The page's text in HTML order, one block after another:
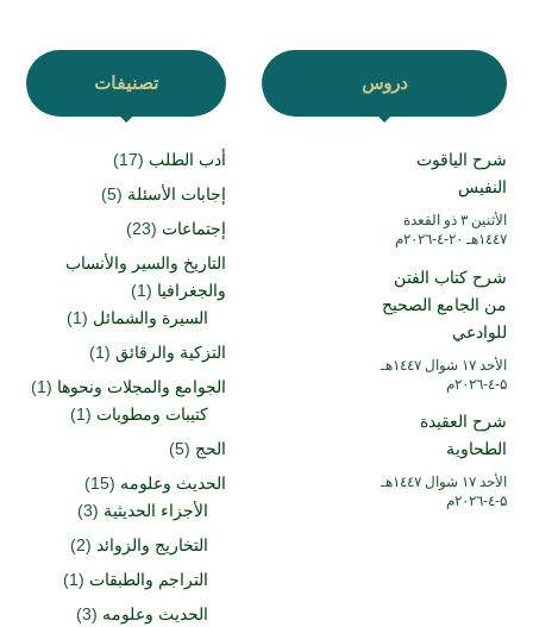
دروس
شرح الياقوت
النفيس
الأثنين ۳ ذو القعدة
۱٤٤۷هـ ۲۰-٤-۲۰۲٦م
شرح كتاب الفتن
من الجامع الصحيح
للوادعي
الأحد ۱۷ شوال ۱٤٤۷هـ
۵-٤-۲۰۲٦م
شرح العقيدة
الطحاوية
الأحد ۱۷ شوال ۱٤٤۷هـ
۵-٤-۲۰۲٦م
تصنيفات
أدب الطلب (17)
إجابات الأسئلة (5)
إجتماعات (23)
التاريخ والسير والأنساب
والجغرافيا (1)
السيرة والشمائل (1)
التزكية والرقائق (1)
الجوامع والمجلات ونحوها (1)
كتيبات ومطويات (1)
الحج (5)
الحديث وعلومه (15)
الأجزاء الحديثية (3)
التخاريج والزوائد (2)
التراجم والطبقات (1)
الحديث وعلومه (3)